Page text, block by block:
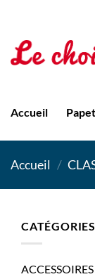
contenu
Accueil
Accueil /
ACCESSOIRES